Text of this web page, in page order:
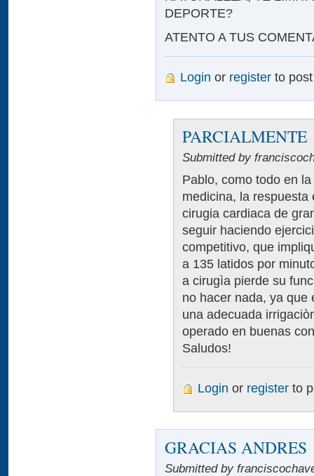
DEPORTE?
ATENTO A TUS
Login or register to
PARCIALMENTE
Submitted by
Pablo, como todo en
medicina, la
cirugia cardiaca de
seguir haciendo
competitivo, que
a 135 latidos por
a cirugìa pierde su
no hacer nada, ya que
una adecuada
operado en buenas
Saludos!
Login or register to
GRACIAS ANDRES
Submitted by